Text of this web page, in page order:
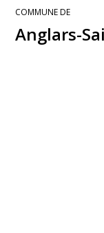
COMMUNE DE
Anglars-